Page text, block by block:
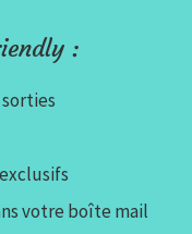
:
votre boîte mail